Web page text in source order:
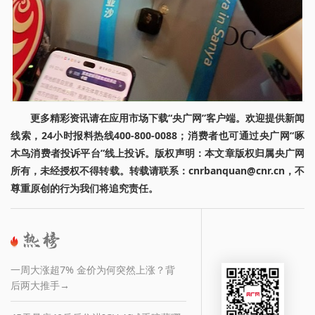
更多精彩资讯请在应用市场下载“央广网”客户端。欢迎提供新闻
线索，24小时报料热线400-800-0088；消费者也可通过央广网“啄
木鸟消费者投诉平台”线上投诉。版权声明：本文章版权归属央广网
所有，未经授权不得转载。转载请联系：cnrbanquan@cnr.cn，不
尊重原创的行为我们将追究责任。
一周大涨超7% 金价为何突然上涨？背
后两大推手→